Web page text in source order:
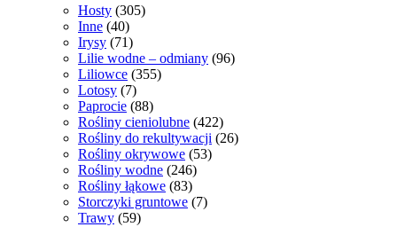
Hosty (305)
Inne (40)
Irysy (71)
Lilie wodne – odmiany (96)
Liliowce (355)
Lotosy (7)
Paprocie (88)
Rośliny cieniolubne (422)
Rośliny do rekultywacji (26)
Rośliny okrywowe (53)
Rośliny wodne (246)
Rośliny łąkowe (83)
Storczyki gruntowe (7)
Trawy (59)